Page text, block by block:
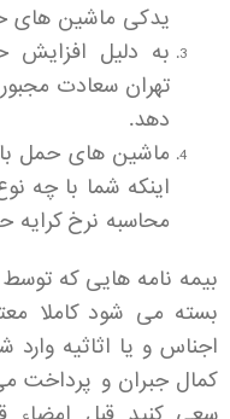
یدکی ماشین های
به دلیل افزایش
تهران سعادت
دهد.
ماشین های حمل
اینکه شما با چه
محاسبه نرخ
بیمه نامه هایی که
بسته می شود کاملا
اجناس و یا اثاثیه
کمال جبران و پرداخت